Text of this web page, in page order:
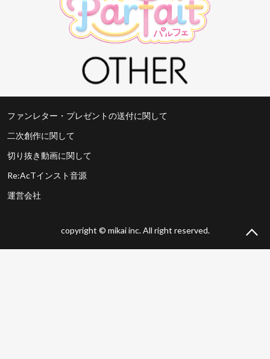
ファンレター・プレゼントの送付に関して
二次創作に関して
切り抜き動画に関して
Re:AcTインスト音源
運営会社
copyright © mikai inc. All right reserved.